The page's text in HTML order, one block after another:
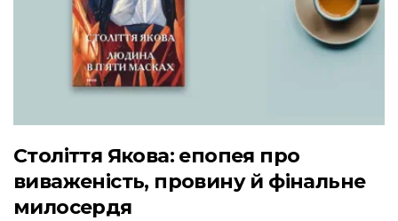
Століття Якова: епопея про
виваженість, провину й фінальне
милосердя